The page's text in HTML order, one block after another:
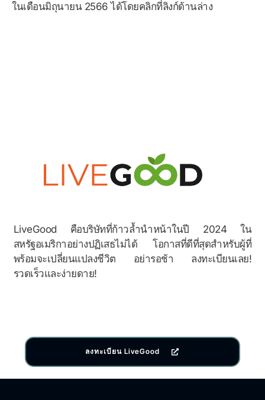
ในเดือนมิถุนายน 2566 ได้โดยคลิกที่ลิงก์ด้านล่าง
LiveGood คือบริษัทที่ก้าวล้ำนำหน้าในปี 2024 ใน
สหรัฐอเมริกาอย่างปฏิเสธไม่ได้ โอกาสที่ดีที่สุดสำหรับผู้ที่
พร้อมจะเปลี่ยนแปลงชีวิต อย่ารอช้า ลงทะเบียนเลย!
รวดเร็วและง่ายดาย!
ลงทะเบียน LiveGood